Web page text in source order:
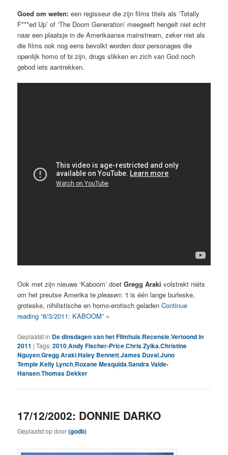
Goed om weten:een regisseur die zijn films titels als ‘Totally
F***ed Up’ of ‘The Doom Generation’ meegeeft hengelt niet echt
naar een plaatsje in de Amerikaanse mainstream, zeker niet als
die films ook nog eens bevolkt worden door personages die
openlijk homo of bi zijn, drugs slikken en zich van God noch
gebod iets aantrekken.
Ook met zijn nieuwe ‘Kaboom’ doetGregg Arakivolstrekt niéts
om het preutse Amerika tepleasen: ‘t is één lange burleske,
groteske, nihilistische en homo-erotisch geladenContinue
reading “8/3/2011: KABOOM” »
Geplaatst in De dinsdagen van het Filmhuis,Recensie,Vertoond in
2011 |Tags:2010,Andy Fischer-Price,Chris Zylka,Christine
Nguyen,Gregg Araki,Haley Bennett,James Duval,Juno
Temple,Kelly Lynch,Roxane Mesquida,Sandra Valde-
Hansen,Thomas Dekker
17/12/2002: DONNIE DARKO
Geplaatst opdoor(godb)